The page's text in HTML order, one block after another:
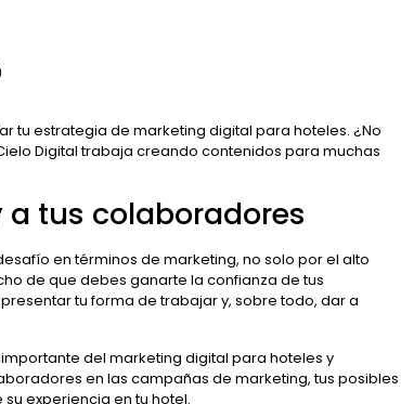
tu estrategia de marketing digital para hoteles. ¿No
Digital trabaja creando contenidos para muchas
tus colaboradores
en términos de marketing, no solo por el alto
de que debes ganarte la confianza de tus
tu forma de trabajar y, sobre todo, dar a
del marketing digital para hoteles y
en las campañas de marketing, tus posibles
experiencia en tu hotel.